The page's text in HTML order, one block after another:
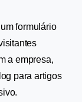
formulário
a empresa,
para artigos